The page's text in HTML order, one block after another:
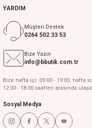
YARDIM
Müşteri Destek
0264 502 33 53
Bize Yazın
info@bbutik.com.tr
Bize hafta içi: 09:00 - 19:00, hafta
12:00 - 18:00 saatleri arasında
Sosyal Medya